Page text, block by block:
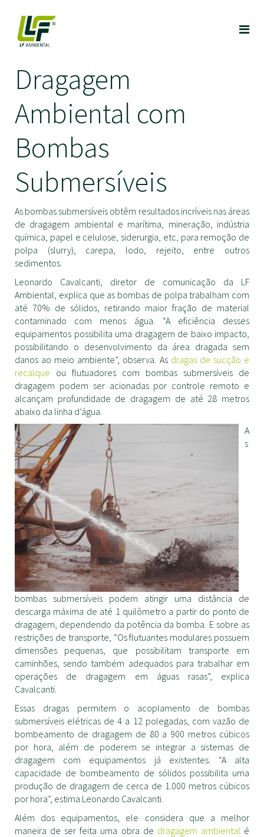
Dragagem
Ambiental com
Bombas
Submersíveis
As bombas submersíveis obtêm resultados incríveis nas áreas
de dragagem ambiental e marítima, mineração, indústria
química, papel e celulose, siderurgia, etc, para remoção de
polpa (slurry), carepa, lodo, rejeito, entre outros
sedimentos.
Leonardo Cavalcanti, diretor de comunicação da LF
Ambiental, explica que as bombas de polpa trabalham com
até 70% de sólidos, retirando maior fração de material
contaminado com menos água. “A eficiência desses
equipamentos possibilita uma dragagem de baixo impacto,
possibilitando o desenvolvimento da área dragada sem
danos ao meio ambiente”, observa. As dragas de sucção e
recalque ou flutuadores com bombas submersíveis de
dragagem podem ser acionadas por controle remoto e
alcançam profundidade de dragagem de até 28 metros
abaixo da linha d’água.
A
s
bombas submersíveis podem atingir uma distância de
descarga máxima de até 1 quilômetro a partir do ponto de
dragagem, dependendo da potência da bomba. E sobre as
restrições de transporte, “Os flutuantes modulares possuem
dimensões pequenas, que possibilitam transporte em
caminhões, sendo também adequados para trabalhar em
operações de dragagem em águas rasas”, explica
Cavalcanti.
Essas dragas permitem o acoplamento de bombas
submersíveis elétricas de 4 a 12 polegadas, com vazão de
bombeamento de dragagem de 80 a 900 metros cúbicos
por hora, além de poderem se integrar a sistemas de
dragagem com equipamentos já existentes. “A alta
capacidade de bombeamento de sólidos possibilita uma
produção de dragagem de cerca de 1.000 metros cúbicos
por hora”, estima Leonardo Cavalcanti.
Além dos equipamentos, ele considera que a melhor
maneira de ser feita uma obra de dragagem ambiental é